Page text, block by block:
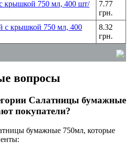
крышкой 750 мл, 400 шт/
7.77
грн.
с крышкой 750 мл, 400
8.32
грн.
для ягод
вопросы
Салатницы бумажные
покупатели?
бумажные 750мл, которые